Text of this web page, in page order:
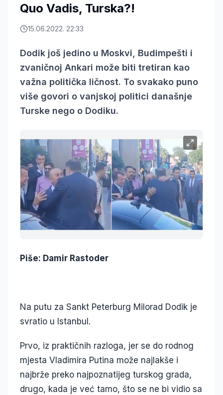
Quo Vadis, Turska?!
15.06.2022. 22:33
Dodik još jedino u Moskvi, Budimpešti i
zvaničnoj Ankari može biti tretiran kao
važna politička ličnost. To svakako puno
više govori o vanjskoj politici današnje
Turske nego o Dodiku.
Piše: Damir Rastoder
Na putu za Sankt Peterburg Milorad Dodik je
svratio u Istanbul.
Prvo, iz praktičnih razloga, jer se do rodnog
mjesta Vladimira Putina može najlakše i
najbrže preko najpoznatijeg turskog grada,
drugo, kada je već tamo, što se ne bi vidio sa